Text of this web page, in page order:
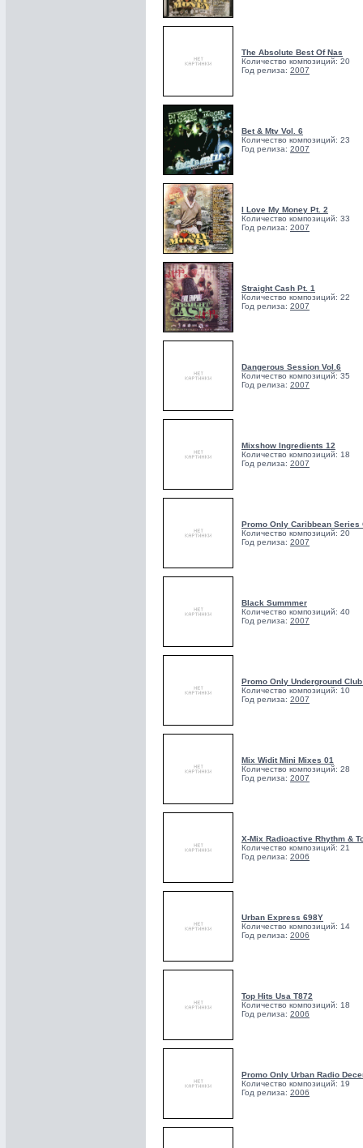
The Absolute Best Of Nas
Количество композиций: 20
Год релиза: 2007
Bet & Mtv Vol. 6
Количество композиций: 23
Год релиза: 2007
I Love My Money Pt. 2
Количество композиций: 33
Год релиза: 2007
Straight Cash Pt. 1
Количество композиций: 22
Год релиза: 2007
Dangerous Session Vol.6
Количество композиций: 35
Год релиза: 2007
Mixshow Ingredients 12
Количество композиций: 18
Год релиза: 2007
Promo Only Caribbean Series
Количество композиций: 20
Год релиза: 2007
Black Summmer
Количество композиций: 40
Год релиза: 2007
Promo Only Underground
Количество композиций: 10
Год релиза: 2007
Mix Widit Mini Mixes 01
Количество композиций: 28
Год релиза: 2007
X-Mix Radioactive Rhythm &
Количество композиций: 21
Год релиза: 2006
Urban Express 698Y
Количество композиций: 14
Год релиза: 2006
Top Hits Usa T872
Количество композиций: 18
Год релиза: 2006
Promo Only Urban Radio
Количество композиций: 19
Год релиза: 2006